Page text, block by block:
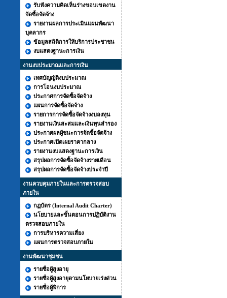
รับฟังความคิดเห็นร่างขอบเขตงาน
จัดซื้อจัดจ้าง
รายงานผลการประเมินแผนพัฒนา
บุคลากร
ข้อมูลสถิติการให้บริการประชาชน
งบแสดงฐานะการเงิน
งานงบประมาณและการเงิน
เทศบัญญัติงบประมาณ
การโอนงบประมาณ
ประกาศการจัดซื้อจัดจ้าง
แผนการจัดซื้อจัดจ้าง
รายการการจัดซื้อจัดจ้างงบลงทุน
รายงานเงินสะสมและเงินทุนสำรอง
ประกาศผลผู้ชนะการจัดซื้อจัดจ้าง
ประกาศเปิดเผยราคากลาง
รายงานงบแสดงฐานะการเงิน
สรุปผลการจัดซื้อจัดจ้างรายเดือน
สรุปผลการจัดซื้อจัดจ้างประจำปี
งานควบคุมภายในและการตรวจสอบ
ภายใน
กฏบัตร (Internal Audit Charter)
นโยบายและขั้นตอนการปฏิบัติงาน
ตรวจสอบภายใน
การบริหารความเสี่ยง
แผนการตรวจสอบภายใน
งานพัฒนาชุมชน
รายชื่อผู้สูงอายุ
รายชื่อผู้สูงอายุตามนโยบายเร่งด่วน
รายชื่อผู้พิการ